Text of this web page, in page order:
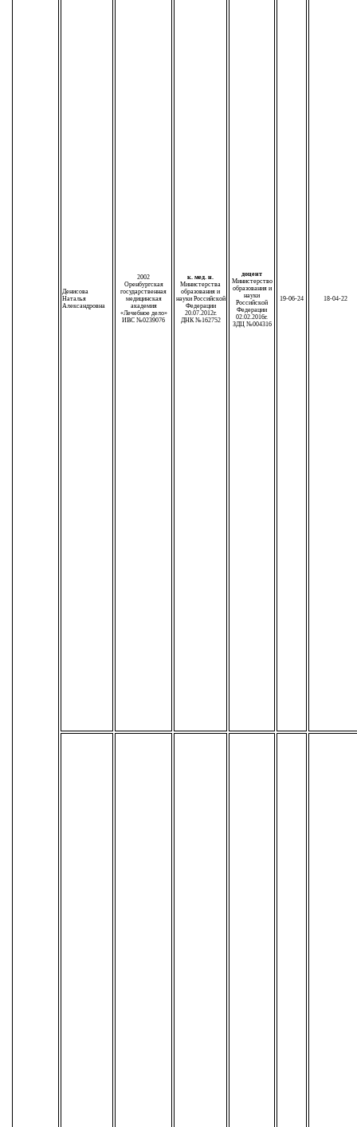
Денисова
Наталья
Александровна
2002
Оренбургская
государственная
медицинская
академия
«Лечебное дело»
ИВС №0239076
к. мед. н.
Министерства
образования и
науки Российской
Федерации
20.07.2012г.
ДНК №162752
доцент
Министерство
образования и
науки
Российской
Федерации
02.02.2016г.
ЗДЦ №004316
19-06-24 18-04-22